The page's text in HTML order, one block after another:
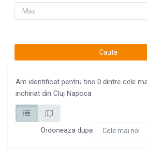
Am identificat pentru tine 0 dintre cele
inchiriat din Cluj Napoca
Ordoneaza dupa Cele mai noi